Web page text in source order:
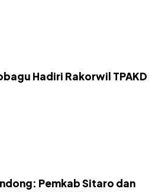
Hadiri Rakorwil TPAKD
Pemkab Sitaro dan